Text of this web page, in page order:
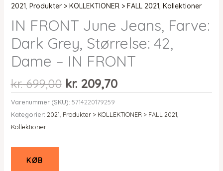
2021, Produkter > KOLLEKTIONER > FALL 2021, Kollektioner
IN FRONT June Jeans, Farve:
Dark Grey, Størrelse: 42,
Dame – IN FRONT
kr.699,00 Den
oprindelige
pris
var:
kr.209,70Den
aktuelle
er:
Varenummer (SKU): 5714220179259
Kategorier: 2021 Produkter > KOLLEKTIONER > FALL 2021
Kollektioner
KØB